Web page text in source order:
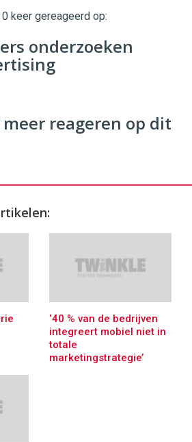
keer gereageerd op:
onderzoeken
reageren op dit
‘40 % van de bedrijven
integreert mobiel niet in
totale
marketingstrategie’